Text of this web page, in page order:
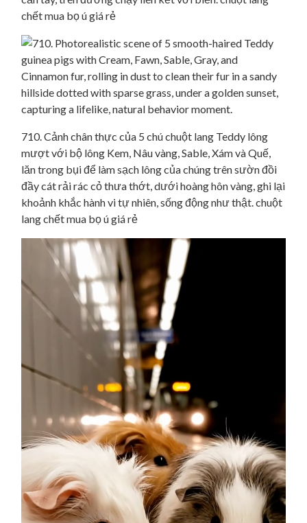
chết mua bọ ú giá rẻ
710. Cảnh chân thực của 5 chú chuột lang Teddy lông
mượt với bộ lông Kem, Nâu vàng, Sable, Xám và Quế,
lăn trong bụi để làm sạch lông của chúng trên sườn đồi
đầy cát rải rác cỏ thưa thớt, dưới hoàng hôn vàng, ghi lại
khoảnh khắc hành vi tự nhiên, sống động như thật. chuột
lang chết mua bọ ú giá rẻ